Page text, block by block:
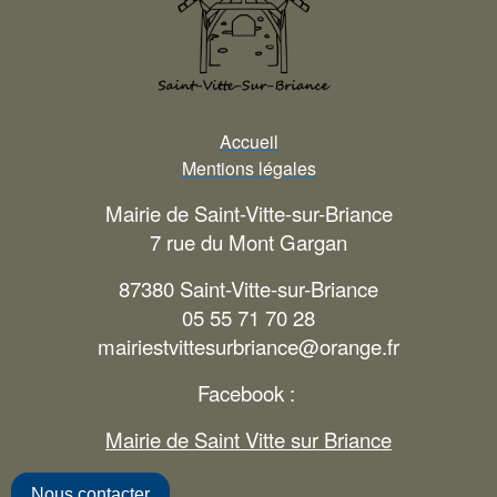
Accueil
Mentions légales
Mairie de Saint-Vitte-sur-Briance
7 rue du Mont Gargan
87380 Saint-Vitte-sur-Briance
05 55 71 70 28
mairiestvittesurbriance@orange.fr
Facebook :
Mairie de Saint Vitte sur Briance